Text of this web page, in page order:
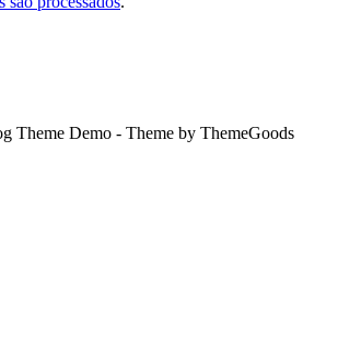
Theme Demo - Theme by ThemeGoods